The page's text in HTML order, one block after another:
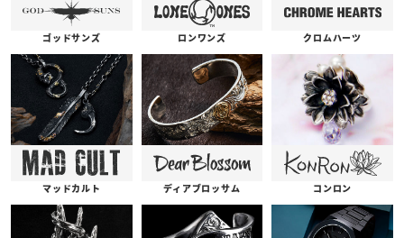
ゴッドサンズ ロンワンズ クロムハーツ
マッドカルト ディアブロッサム コンロン